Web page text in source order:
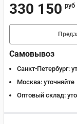
330 150 руб
Самовывоз
Санкт-Петербург:
Москва: уточняйте
Оптовый склад: